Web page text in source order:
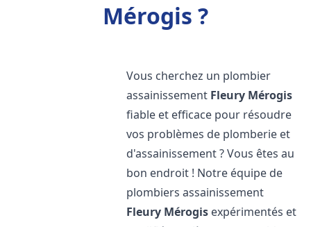
Mérogis ?
Vous cherchez un plombier
assainissement Fleury Mérogis
fiable et efficace pour résoudre
vos problèmes de plomberie et
d'assainissement ? Vous êtes au
bon endroit ! Notre équipe de
plombiers assainissement
Fleury Mérogis expérimentés et